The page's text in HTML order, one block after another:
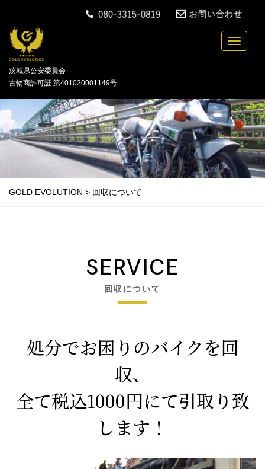
Toggle
中古バイクの買取・無料引取を行っている「
茨城県公安委員会
古物商許可証 第401020001149号
GOLD EVOLUTION > 回収について
SERVICE
回収について
処分でお困りのバイクを回
収、
全て税込1000円にて引取り致
します！